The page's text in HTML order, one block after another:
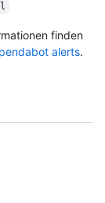
finden
alerts.